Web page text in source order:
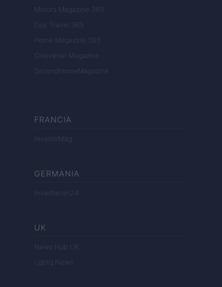
Motors Magazine 365
Day Travel 365
Home Magazine 365
Cineverse Magazine
SecondHomeMagazine
FRANCIA
InvestirMag
GERMANIA
Investieren24
UK
News Hub UK
Lgbtq News